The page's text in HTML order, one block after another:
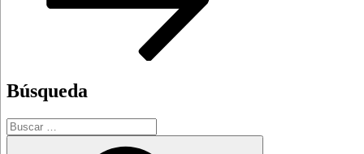
Búsqueda
Buscar
por: